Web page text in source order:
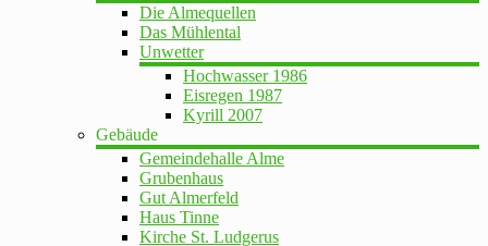
Die Almequellen
Das Mühlental
Unwetter
Hochwasser 1986
Eisregen 1987
Kyrill 2007
Gebäude
Gemeindehalle Alme
Grubenhaus
Gut Almerfeld
Haus Tinne
Kirche St. Ludgerus